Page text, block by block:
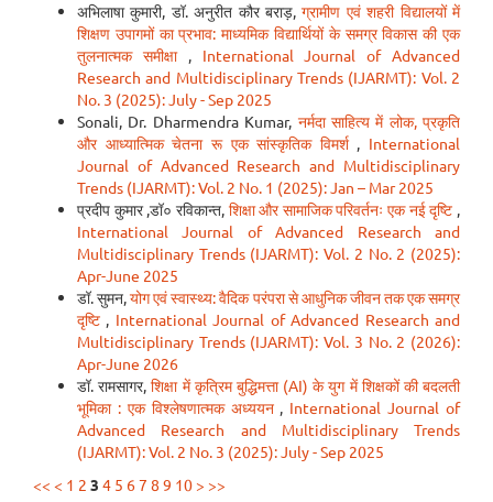
अभिलाषा कुमारी, डॉ. अनुरीत कौर बराड़,ग्रामीण एवं शहरी विद्यालयों में
शिक्षण उपागमों का प्रभाव: माध्यमिक विद्यार्थियों के समग्र विकास की एक
तुलनात्मक समीक्षा , International Journal of Advanced
Research and Multidisciplinary Trends (IJARMT): Vol. 2
No. 3 (2025): July - Sep 2025
Sonali, Dr. Dharmendra Kumar, नर्मदा साहित्य में लोक, प्रकृति
और आध्यात्मिक चेतना रू एक सांस्कृतिक विमर्श , International
Journal of Advanced Research and Multidisciplinary
Trends (IJARMT): Vol. 2 No. 1 (2025): Jan – Mar 2025
प्रदीप कुमार ,डॉ० रविकान्त, शिक्षा और सामाजिक परिवर्तनः एक नई दृष्टि ,
International Journal of Advanced Research and
Multidisciplinary Trends (IJARMT): Vol. 2 No. 2 (2025):
Apr-June 2025
डॉ. सुमन,योग एवं स्वास्थ्य: वैदिक परंपरा से आधुनिक जीवन तक एक समग्र
दृष्टि , International Journal of Advanced Research and
Multidisciplinary Trends (IJARMT): Vol. 3 No. 2 (2026):
Apr-June 2026
डॉ. रामसागर,शिक्षा में कृत्रिम बुद्धिमत्ता (AI) के युग में शिक्षकों की बदलती
भूमिका : एक विश्लेषणात्मक अध्ययन , International Journal of
Advanced Research and Multidisciplinary Trends
(IJARMT): Vol. 2 No. 3 (2025): July - Sep 2025
<< < 1 2 3 4 5 67 8 9 10 > >>